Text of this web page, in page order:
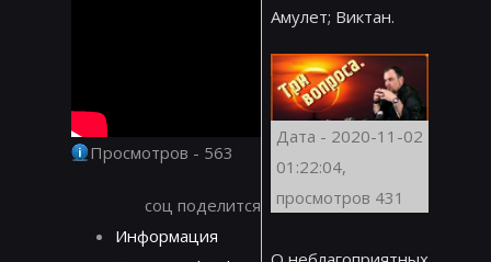
Просмотров - 563
соц поделится
Информация
Амулет; Виктан.
Дата - 2020-11-02
01:22:04,
просмотров 431